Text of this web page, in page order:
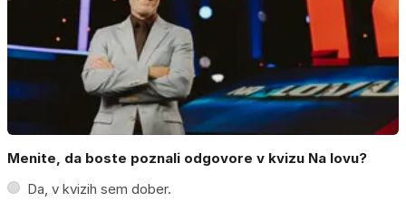
Menite, da boste poznali odgovore v kvizu Na lovu?
Da, v kvizih sem dober.